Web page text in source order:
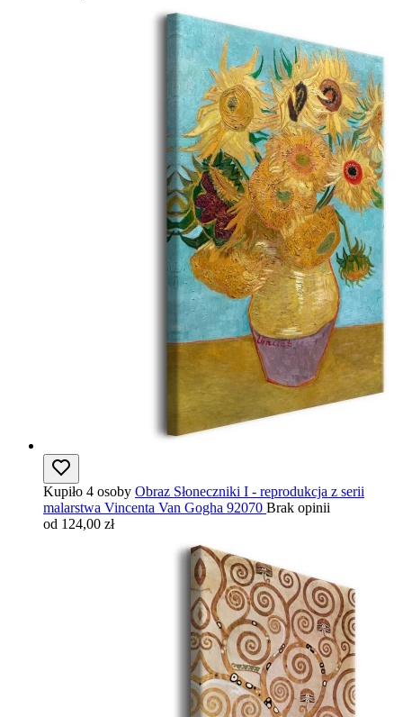
Kupiło 4 osoby Obraz Słoneczniki I - reprodukcja z serii
malarstwa Vincenta Van Gogha 92070 Brak opinii
od 124,00 zł